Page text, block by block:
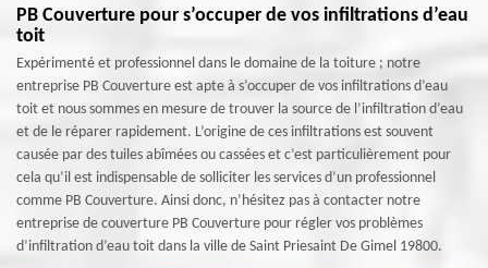
PB Couverture pour s’occuper de vos infiltrations d’eau
toit
Expérimenté et professionnel dans le domaine de la toiture ; notre
entreprise PB Couverture est apte à s’occuper de vos infiltrations d’eau
toit et nous sommes en mesure de trouver la source de l’infiltration d’eau
et de le réparer rapidement. L’origine de ces infiltrations est souvent
causée par des tuiles abîmées ou cassées et c’est particulièrement pour
cela qu’il est indispensable de solliciter les services d’un professionnel
comme PB Couverture. Ainsi donc, n’hésitez pas à contacter notre
entreprise de couverture PB Couverture pour régler vos problèmes
d’infiltration d’eau toit dans la ville de Saint Priesaint De Gimel 19800.